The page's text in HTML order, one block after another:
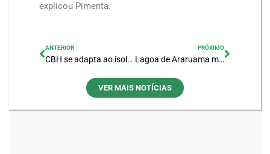
explicou Pimenta.
ANTERIOR
CBH se adapta ao isolamento e mantém trabalho por videoconferência
PRÓXIMO
Lagoa de Araruama mostra sinais de boa recuperação após período de defeso
VER MAIS NOTÍCIAS